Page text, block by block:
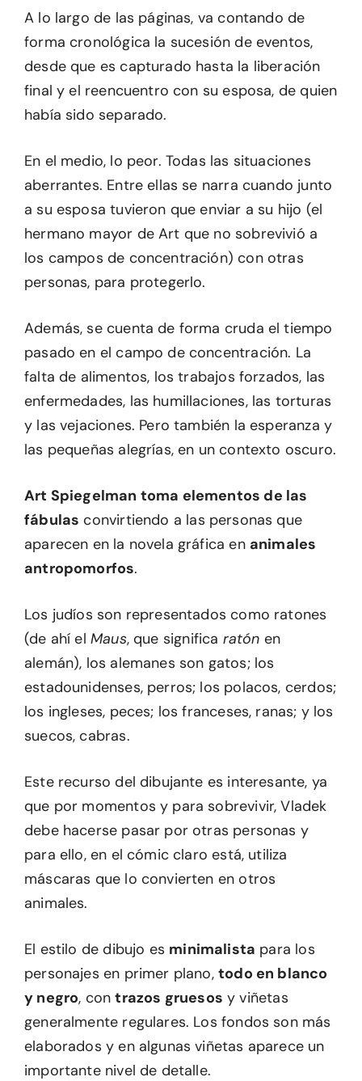
A lo largo de las páginas, va contando de
forma cronológica la sucesión de eventos,
desde que es capturado hasta la liberación
final y el reencuentro con su esposa, de quien
había sido separado.
En el medio, lo peor. Todas las situaciones
aberrantes. Entre ellas se narra cuando junto
a su esposa tuvieron que enviar a su hijo (el
hermano mayor de Art que no sobrevivió a
los campos de concentración) con otras
personas, para protegerlo.
Además, se cuenta de forma cruda el tiempo
pasado en el campo de concentración. La
falta de alimentos, los trabajos forzados, las
enfermedades, las humillaciones, las torturas
y las vejaciones. Pero también la esperanza y
las pequeñas alegrías, en un contexto oscuro.
Art Spiegelman toma elementos de las
fábulas convirtiendo a las personas que
aparecen en la novela gráfica en animales
antropomorfos.
Los judíos son representados como ratones
(de ahí el Maus, que significa ratón en
alemán), los alemanes son gatos; los
estadounidenses, perros; los polacos, cerdos;
los ingleses, peces; los franceses, ranas; y los
suecos, cabras.
Este recurso del dibujante es interesante, ya
que por momentos y para sobrevivir, Vladek
debe hacerse pasar por otras personas y
para ello, en el cómic claro está, utiliza
máscaras que lo convierten en otros
animales.
El estilo de dibujo es minimalista para los
personajes en primer plano,todo en blanco
y negro, contrazos gruesos y viñetas
generalmente regulares. Los fondos son más
elaborados y en algunas viñetas aparece un
importante nivel de detalle.